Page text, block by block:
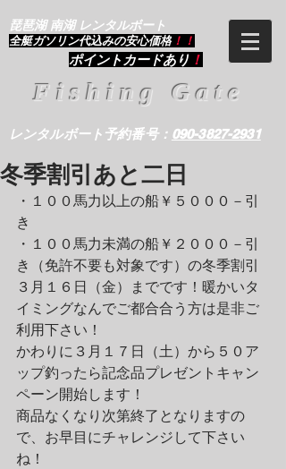
琵琶湖 南湖 レンタルボート
​全艇ガソリン代込みの安心価格 ！！
ポイントカードあり ！
Fishing Gate
レンタルボート予約番号： 090-3827-2931
冬季割引あと二日
・１００馬力以上の船￥５０００－引
き
・１００馬力未満の船￥２０００－引
き（免許不要も対象です）の冬季割引
３月１６日（金）までです！暖かいタ
イミングなんでご都合合う方は是非ご
利用下さい！
かわりに３月１７日（土）から５０ア
ップ釣ったら記念品プレゼントキャン
ペーン開始します！
商品なくなり次第終了となりますの
で、お早目にチャレンジして下さい
ね！